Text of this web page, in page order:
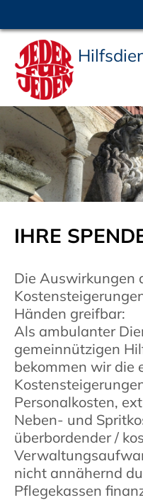
IHRE
Die Auswirkungen
Händen greifbar:
Als ambulanter
gemeinnützigen
bekommen wir die
Personalkosten,
Neben- und
überbordender /
nicht annähernd
Pflegekassen